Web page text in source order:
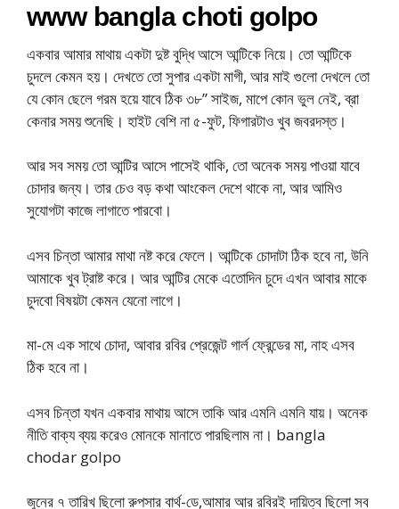
www bangla choti golpo
একবার আমার মাথায় একটা দুষ্ট বুদ্ধি আসে আন্টিকে নিয়ে। তো আন্টিকে
চুদলে কেমন হয়। দেখতে তো সুপার একটা মাগী, আর মাই গুলো দেখলে তো
যে কোন ছেলে গরম হয়ে যাবে ঠিক ৩৮” সাইজ, মাপে কোন ভুল নেই, ব্রা
কেনার সময় শুনেছি। হাইট বেশি না ৫-ফুট, ফিগারটাও খুব জবরদস্ত।
আর সব সময় তো আন্টির আসে পাসেই থাকি, তো অনেক সময় পাওয়া যাবে
চোদার জন্য। তার চেও বড় কথা আংকেল দেশে থাকে না, আর আমিও
সুযোগটা কাজে লাগাতে পারবো।
এসব চিন্তা আমার মাথা নষ্ট করে ফেলে। আন্টিকে চোদাটা ঠিক হবে না, উনি
আমাকে খুব ট্রাষ্ট করে। আর আন্টির মেকে এতোদিন চুদে এখন আবার মাকে
চুদবো বিষয়টা কেমন যেনো লাগে।
মা-মে এক সাথে চোদা, আবার রবির প্রেজেন্ট গার্ল ফ্রেন্ডের মা, নাহ এসব
ঠিক হবে না।
এসব চিন্তা যখন একবার মাথায় আসে তাকি আর এমনি এমনি যায়। অনেক
নীতি বাক্য ব্যয় করেও মোনকে মানাতে পারছিলাম না। bangla
chodar golpo
জুনের ৭ তারিখ ছিলো রুপসার বার্থ-ডে,আমার আর রবিরই দায়িত্ব ছিলো সব